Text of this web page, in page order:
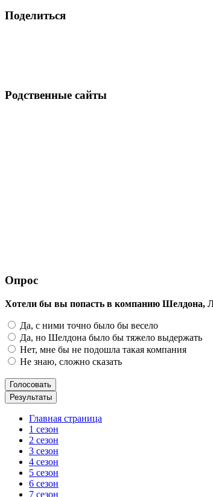
Поделиться
Родственные сайты
Опрос
Хотели бы вы попасть в компанию Шелдона,
Да, с ними точно было бы весело
Да, но Шелдона было бы тяжело выдержать
Нет, мне бы не подошла такая компания
Не знаю, сложно сказать
Главная страница
1 сезон
2 сезон
3 сезон
4 сезон
5 сезон
6 сезон
7 сезон